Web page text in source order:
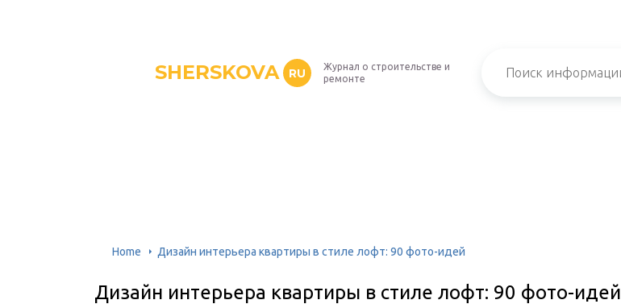
SHERSKOVA RU
Журнал о строительстве и
ремонте
Home Дизайн интерьера квартиры в стиле лофт: 90 фото-идей
Дизайн интерьера квартиры в стиле лофт: 90 фото-идей